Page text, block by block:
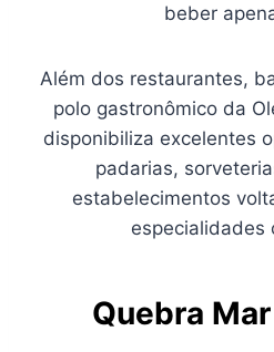
beber
Além dos restaurantes,
polo gastronômico da
disponibiliza excelentes
padarias,
estabelecimentos
especialidades
Quebra